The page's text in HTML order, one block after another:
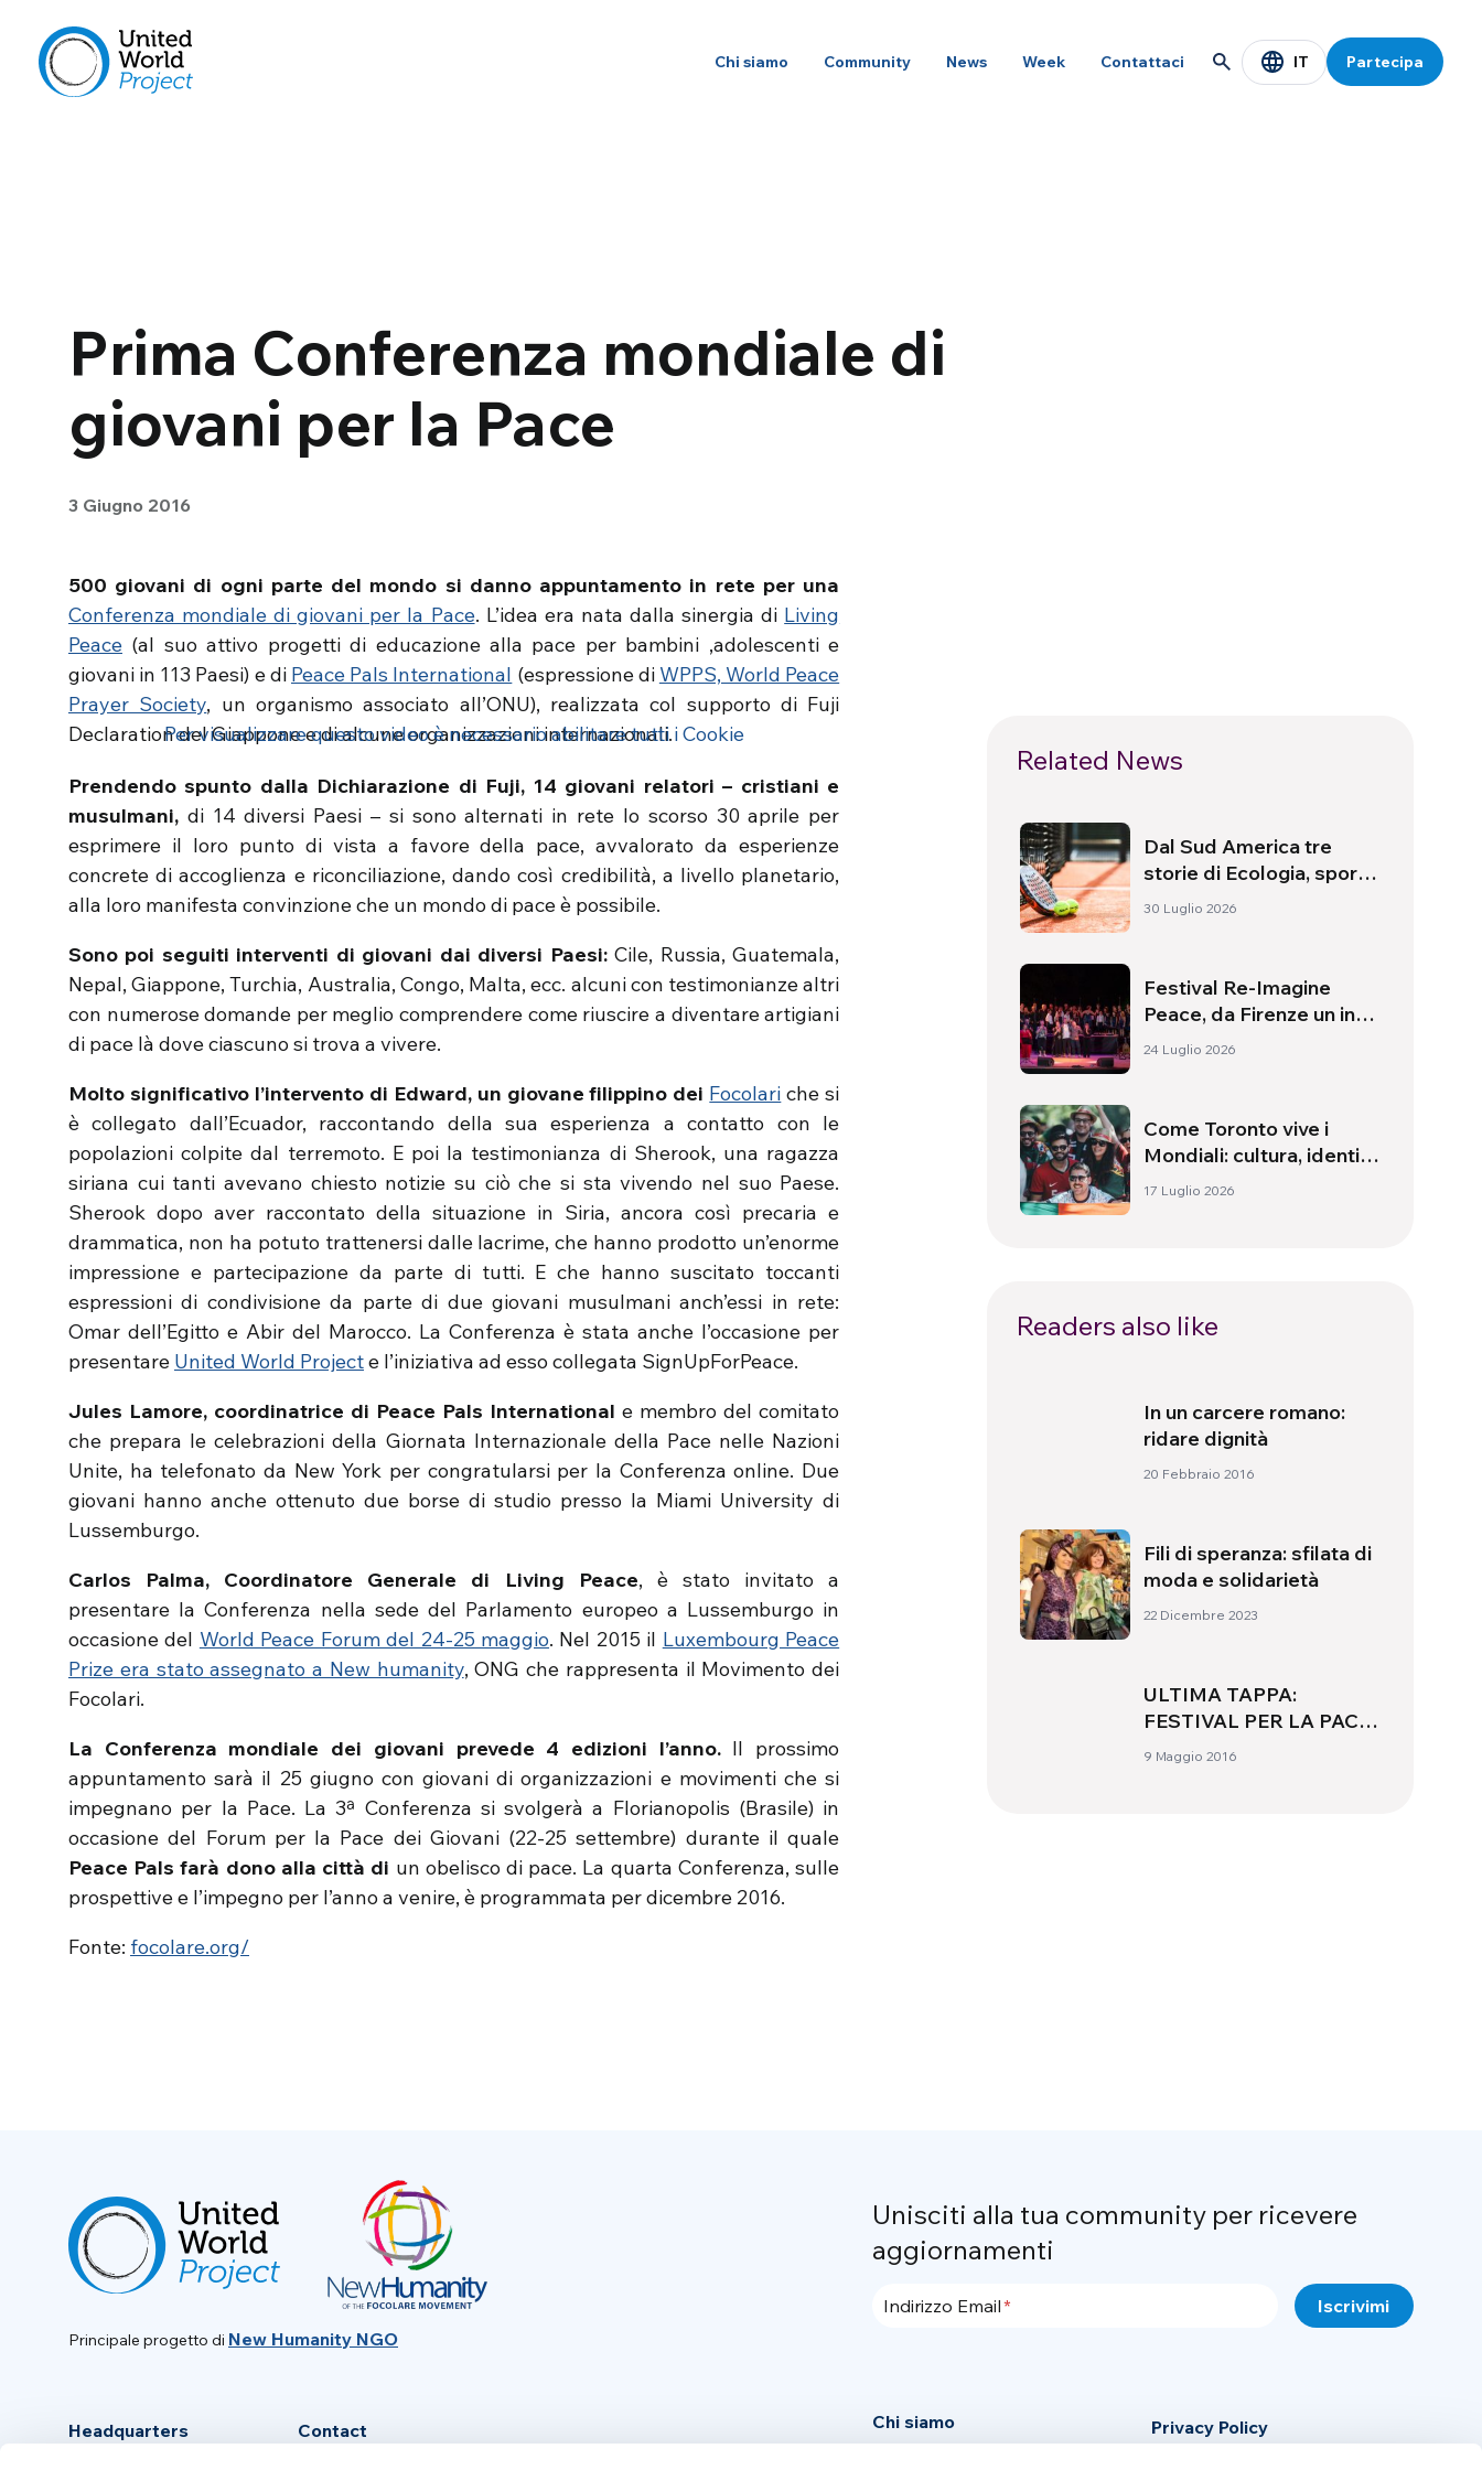
Chi siamo Community News Week Contattaci IT Partecipa
Prima Conferenza mondiale di
giovani per la Pace
3 Giugno 2016
500 giovani di ogni parte del mondo si danno appuntamento in rete per una
Conferenza mondiale di giovani per la Pace. L’idea era nata dalla sinergia di Living
Peace (al suo attivo progetti di educazione alla pace per bambini ,adolescenti e
giovani in 113 Paesi) e di Peace Pals International (espressione di WPPS, World Peace
Prayer Society, un organismo associato all’ONU), realizzata col supporto di Fuji
Declaration del Giappone e di alcune organizzazioni internazionali.
Per visualizzare questo video è necessario abilitare tutti i Cookie
Prendendo spunto dalla Dichiarazione di Fuji, 14 giovani relatori – cristiani e
musulmani, di 14 diversi Paesi – si sono alternati in rete lo scorso 30 aprile per
esprimere il loro punto di vista a favore della pace, avvalorato da esperienze
concrete di accoglienza e riconciliazione, dando così credibilità, a livello planetario,
alla loro manifesta convinzione che un mondo di pace è possibile.
Sono poi seguiti interventi di giovani dai diversi Paesi:Cile, Russia, Guatemala,
Nepal, Giappone, Turchia, Australia, Congo, Malta, ecc. alcuni con testimonianze altri
con numerose domande per meglio comprendere come riuscire a diventare artigiani
di pace là dove ciascuno si trova a vivere.
Molto significativo l’intervento di Edward, un giovane filippino dei Focolari che si
è collegato dall’Ecuador, raccontando della sua esperienza a contatto con le
popolazioni colpite dal terremoto. E poi la testimonianza di Sherook, una ragazza
siriana cui tanti avevano chiesto notizie su ciò che si sta vivendo nel suo Paese.
Sherook dopo aver raccontato della situazione in Siria, ancora così precaria e
drammatica, non ha potuto trattenersi dalle lacrime, che hanno prodotto un’enorme
impressione e partecipazione da parte di tutti. E che hanno suscitato toccanti
espressioni di condivisione da parte di due giovani musulmani anch’essi in rete:
Omar dell’Egitto e Abir del Marocco. La Conferenza è stata anche l’occasione per
presentare United World Projecte l’iniziativa ad esso collegata SignUpForPeace.
Jules Lamore, coordinatrice di Peace Pals International e membro del comitato
che prepara le celebrazioni della Giornata Internazionale della Pace nelle Nazioni
Unite, ha telefonato da New York per congratularsi per la Conferenza online. Due
giovani hanno anche ottenuto due borse di studio presso la Miami University di
Lussemburgo.
Carlos Palma, Coordinatore Generale di Living Peace, è stato invitato a
presentare la Conferenza nella sede del Parlamento europeo a Lussemburgo in
occasione del World Peace Forum del 24-25 maggio. Nel 2015 il Luxembourg Peace
Prize era stato assegnato a New humanity, ONG che rappresenta il Movimento dei
Focolari.
La Conferenza mondiale dei giovani prevede 4 edizioni l’anno.Il prossimo
appuntamento sarà il 25 giugno con giovani di organizzazioni e movimenti che si
impegnano per la Pace. La 3ª Conferenza si svolgerà a Florianopolis (Brasile) in
occasione del Forum per la Pace dei Giovani (22-25 settembre) durante il quale
Peace Pals farà dono alla città di un obelisco di pace. La quarta Conferenza, sulle
prospettive e l’impegno per l’anno a venire, è programmata per dicembre 2016.
Fonte: focolare.org/
Related News
Dal Sud America tre
storie di Ecologia, sport
e salute
30 Luglio 2026
Festival Re-Imagine
Peace, da Firenze un inno
alla pace
24 Luglio 2026
Come Toronto vive i
Mondiali: cultura, identità
e politica oltre il campo
17 Luglio 2026
Readers also like
In un carcere romano:
ridare dignità
20 Febbraio 2016
Fili di speranza: sfilata di
moda e solidarietà
22 Dicembre 2023
ULTIMA TAPPA:
FESTIVAL PER LA PACE
E LA SOLIDARIETÀ
9 Maggio 2016
Principale progetto di New Humanity NGO
Unisciti alla tua community per ricevere
aggiornamenti
Indirizzo Email
Headquarters Contact
Chi siamo
Privacy Policy